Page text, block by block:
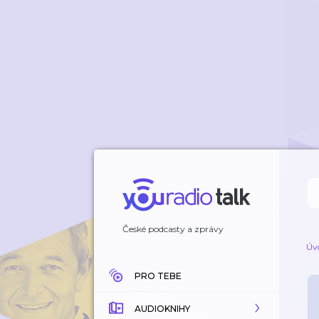
České podcasty a zprávy
PRO TEBE
AUDIOKNIHY